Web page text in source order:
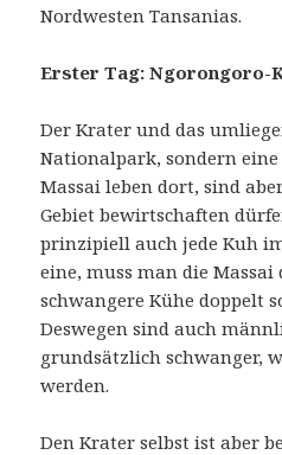
Nordwesten Tansanias.
Erster Tag: Ngorongoro-
Der Krater und das
Nationalpark, sondern
Massai leben dort, sind
Gebiet bewirtschaften
prinzipiell auch jede Kuh
eine, muss man die
schwangere Kühe doppelt
Deswegen sind auch
grundsätzlich schwanger,
werden.
Den Krater selbst ist aber